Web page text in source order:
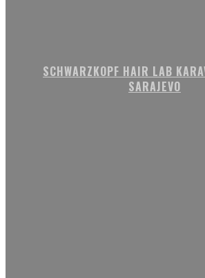
SCHWARZKOPF HAIR LAB
SARAJEVO